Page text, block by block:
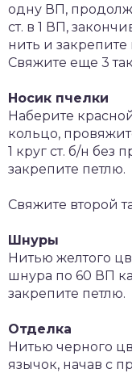
одну ВП,
ст. в 1 ВП,
нить и закрепите
Свяжите еще 3
Носик пчелки
Наберите
кольцо,
1 круг ст. б/н без
закрепите петлю.
Свяжите второй
Шнуры
Нитью желтого
шнура по 60 ВП
закрепите петлю.
Отделка
Нитью черного
язычок, начав с